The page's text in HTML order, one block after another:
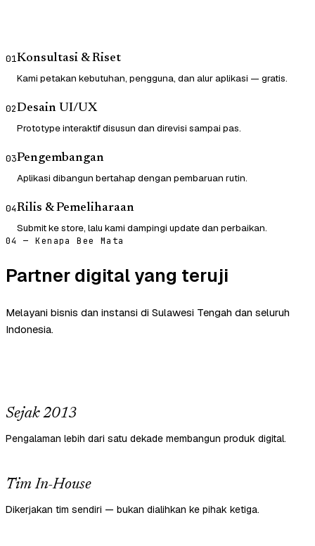
01Konsultasi & Riset
Kami petakan kebutuhan, pengguna, dan alur aplikasi — gratis.
02Desain UI/UX
Prototype interaktif disusun dan direvisi sampai pas.
03Pengembangan
Aplikasi dibangun bertahap dengan pembaruan rutin.
04Rilis & Pemeliharaan
Submit ke store, lalu kami dampingi update dan perbaikan.
04 — Kenapa Bee Mata
Partner digital yang teruji
Melayani bisnis dan instansi di Sulawesi Tengah dan seluruh
Indonesia.
Sejak 2013
Pengalaman lebih dari satu dekade membangun produk digital.
Tim In-House
Dikerjakan tim sendiri — bukan dialihkan ke pihak ketiga.